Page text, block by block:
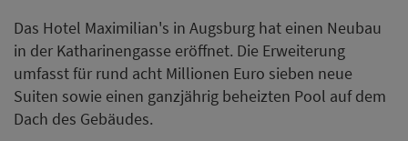
Das Hotel Maximilian's in Augsburg hat einen Neubau
in der Katharinengasse eröffnet. Die Erweiterung
umfasst für rund acht Millionen Euro sieben neue
Suiten sowie einen ganzjährig beheizten Pool auf dem
Dach des Gebäudes.